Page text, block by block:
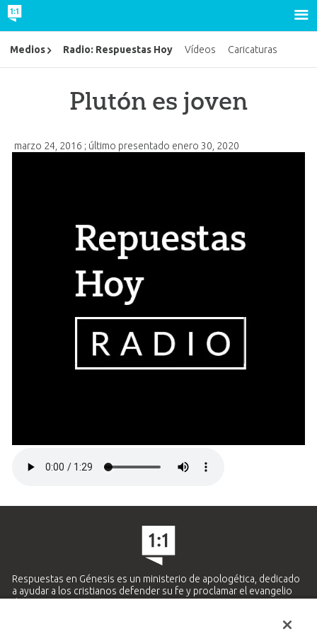
Plutón es joven
marzo 24, 2016 ; último presentado enero 30, 2020
Medios Radio: Respuestas Hoy Vídeos Caricaturas
Respuestas en Génesis es un ministerio de apologética, dedicado
a ayudar a los cristianos defender su fe y proclamar el evangelio